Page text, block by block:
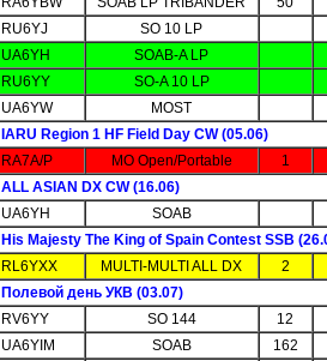
RU6YJ
SO 10 LP
UA6YH
SOAB-A LP
RU6YY
SO-A 10 LP
UA6YW
MOST
IARU Region 1 HF Field Day CW (05.06)
RA7A/P
MO Open/Portable
1
ALL ASIAN DX CW (16.06)
UA6YH
SOAB
His Majesty The King of Spain Contest SSB
RL6YXX
MULTI-MULTI ALL DX
2
Полевой день УКВ (03.07)
RV6YY
SO 144
12
UA6YIM
SOAB
162